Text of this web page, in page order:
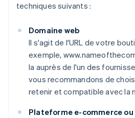
techniques suivants :
Domaine web
Il s'agit de l'URL de votre
exemple,
la auprès de l'un des
vous recommandons de
retenir et compatible avec la
Plateforme e-commerce